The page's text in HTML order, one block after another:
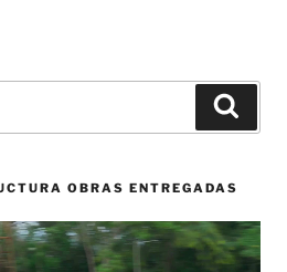
OBRAS ENTREGADAS